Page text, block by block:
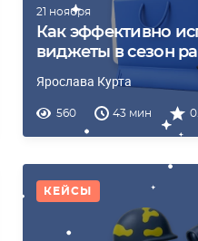
21 ноября
Как эффективно
виджеты в сезон
Ярослава Курта
560 43 мин
КЕЙСЫ